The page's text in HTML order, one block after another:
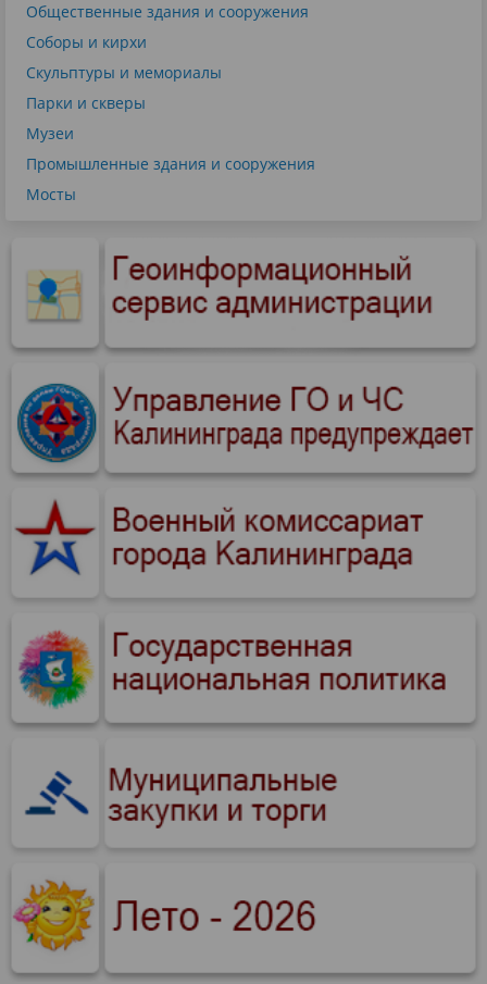
Общественные здания и сооружения
Соборы и кирхи
Скульптуры и мемориалы
Парки и скверы
Музеи
Промышленные здания и сооружения
Мосты